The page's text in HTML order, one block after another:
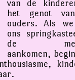
van de
het genot
ouders. Als
ons
de
aankomen,